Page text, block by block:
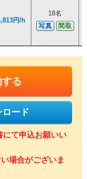
円/h
18名
写真
間取
円/h
18名
写真
間取
る
ロード
にて申込お願いい
場合がございま